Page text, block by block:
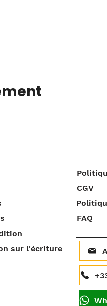
sur l'écriture
CGV
FAQ